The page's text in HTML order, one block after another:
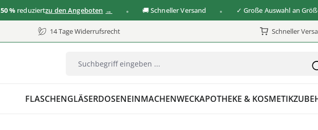
reduziertzu den Angeboten 🚚 Schneller Versand ✓ Große Auswahl an Größen &
14 Tage Widerrufsrecht Schneller
FLASCHENGLÄSERDOSENEINMACHENWECKAPOTHEKE & KOSMETIK